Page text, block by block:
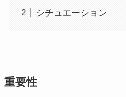
シチュエーション
重要性